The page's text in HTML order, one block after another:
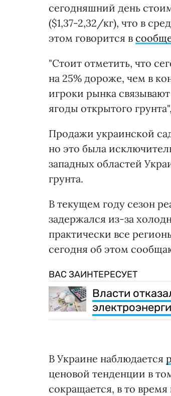
сегодняшний день
($1,37-2,32/кг), что в
этом говорится в
"Стоит отметить, что
на 25% дороже, чем в
игроки рынка
ягоды открытого
Продажи украинской
но это была
западных областей
грунта.
В текущем году сезон
задержался из-за
практически все
сегодня об этом
ВАС ЗАИНТЕРЕСУЕТ
Власти
В Украине наблюдается
ценовой тенденции в
сокращается, в то